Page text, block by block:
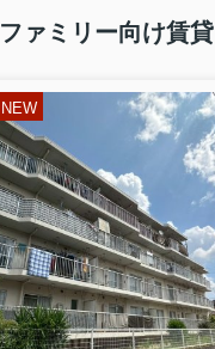
ファミリー向け賃貸
NEW